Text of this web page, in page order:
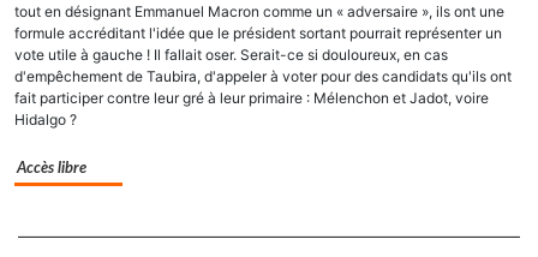
tout en désignant Emmanuel Macron comme un « adversaire », ils ont une
formule accréditant l'idée que le président sortant pourrait représenter un
vote utile à gauche ! Il fallait oser. Serait-ce si douloureux, en cas
d'empêchement de Taubira, d'appeler à voter pour des candidats qu'ils ont
fait participer contre leur gré à leur primaire : Mélenchon et Jadot, voire
Hidalgo ?
Accès libre